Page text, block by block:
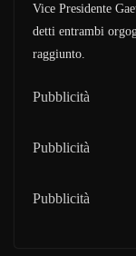
Vice Presidente
detti entrambi
raggiunto.
Pubblicità
Pubblicità
Pubblicità